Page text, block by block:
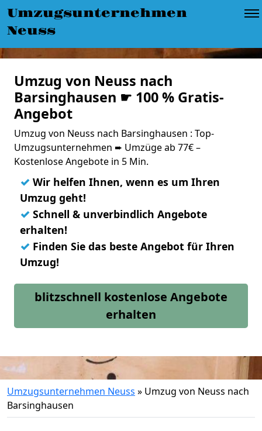
Umzugsunternehmen
Neuss
Umzug von Neuss nach
Barsinghausen ☛ 100 % Gratis-
Angebot
Umzug von Neuss nach Barsinghausen : Top-
Umzugsunternehmen ➨ Umzüge ab 77€ –
Kostenlose Angebote in 5 Min.
✓ Wir helfen Ihnen, wenn es um Ihren
Umzug geht!
✓ Schnell & unverbindlich Angebote
erhalten!
✓ Finden Sie das beste Angebot für Ihren
Umzug!
blitzschnell kostenlose Angebote
erhalten
Umzugsunternehmen Neuss » Umzug von Neuss nach
Barsinghausen